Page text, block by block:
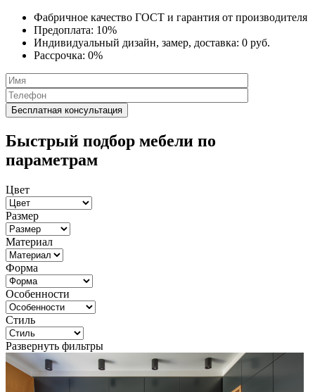
Фабричное качество ГОСТ и гарантия от производителя
Предоплата: 10%
Индивидуальный дизайн, замер, доставка: 0 руб.
Рассрочка: 0%
Быстрый подбор мебели по
параметрам
Цвет
Размер
Материал
Форма
Особенности
Стиль
Развернуть фильтры